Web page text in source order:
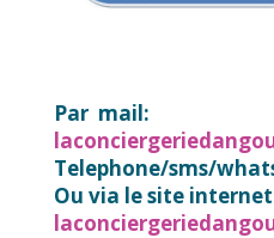
Par mail:
Telephone/sms/
Ou via le site